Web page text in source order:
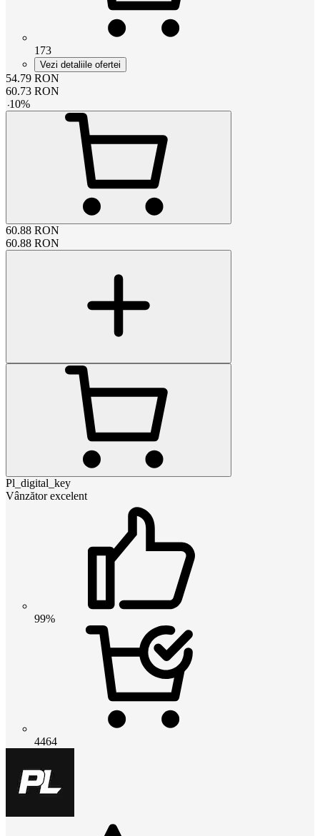
173
Vezi detaliile ofertei
54.79 RON
60.73 RON
-10%
60.88 RON
60.88 RON
Pl_digital_key
Vânzător excelent
99%
4464